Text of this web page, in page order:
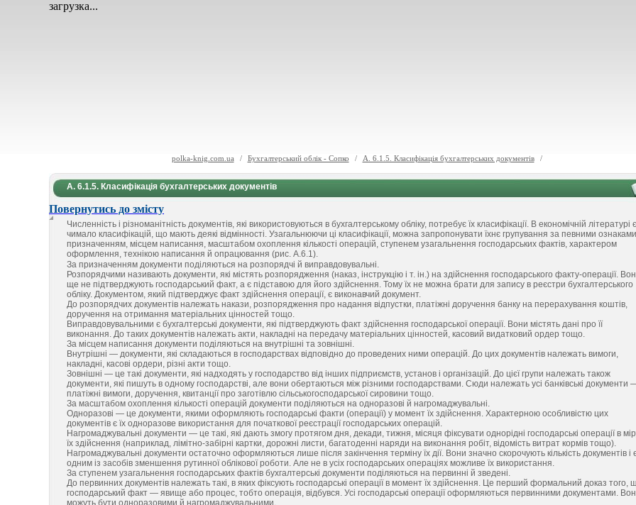
загрузка...
polka-knig.com.ua / Бухгалтерський облік - Сопко / А. 6.1.5. Класифікація бухгалтерських документів /
А. 6.1.5. Класифікація бухгалтерських документів
Повернутись до змісту
Численність і різноманітність документів, які використовуються в бухгалтерському обліку, потребує їх класифікації. В економічній літературі є
чимало класифікацій, що мають деякі відмінності. Узагальнюючи ці класифікації, можна запропонувати їхнє групування за певними
призначенням, місцем написання, масштабом охоплення кількості операцій, ступенем узагальнення господарських фактів, характером
оформлення, технікою написання й опрацювання (рис. А.6.1).
За призначенням документи поділяються на розпорядчі й виправдовувальні.
Розпорядчими називають документи, які містять розпорядження (наказ, інструкцію і т. ін.) на здійснення господарського факту-операції.
ще не підтверджують господарський факт, а є підставою для його здійснення. Тому їх не можна брати для запису в реєстри бухгалтерського
обліку. Документом, який підтверджує факт здійснення операції, є виконавчий документ.
До розпорядчих документів належать накази, розпорядження про надання відпустки, платіжні доручення банку на перерахування коштів,
доручення на отримання матеріальних цінностей тощо.
Виправдовувальними є бухгалтерські документи, які підтверджують факт здійснення господарської операції. Вони містять дані про її
виконання. До таких документів належать акти, накладні на передачу матеріальних цінностей, касовий видатковий ордер тощо.
За місцем написання документи поділяються на внутрішні та зовнішні.
Внутрішні — документи, які складаються в господарствах відповідно до проведених ними операцій. До цих документів належать вимоги,
накладні, касові ордери, різні акти тощо.
Зовнішні — це такі документи, які надходять у господарство від інших підприємств, установ і організацій. До цієї групи належать також
документи, які пишуть в одному господарстві, але вони обертаються між різними господарствами. Сюди належать усі банківські документи
платіжні вимоги, доручення, квитанції про заготівлю сільськогосподарської сировини тощо.
За масштабом охоплення кількості операцій документи поділяються на одноразові й нагромаджувальні.
Одноразові — це документи, якими оформляють господарські факти (операції) у момент їх здійснення. Характерною особливістю цих
документів є їх одноразове використання для початкової реєстрації господарських операцій.
Нагромаджувальні документи — це такі, які дають змогу протягом дня, декади, тижня, місяця фіксувати однорідні господарські операції в
їх здійснення (наприклад, лімітно-забірні картки, дорожні листи, багатоденні наряди на виконання робіт, відомість витрат кормів тощо).
Нагромаджувальні документи остаточно оформляються лише після закінчення терміну їх дії. Вони значно скорочують кількість документів і
одним із засобів зменшення рутинної облікової роботи. Але не в усіх господарських операціях можливе їх використання.
За ступенем узагальнення господарських фактів бухгалтерські документи поділяються на первинні й зведені.
До первинних документів належать такі, в яких фіксують господарські операції в момент їх здійснення. Це перший формальний доказ того,
господарський факт — явище або процес, тобто операція, відбувся. Усі господарські операції оформляються первинними документами.
можуть бути одноразовими й нагромаджувальними.